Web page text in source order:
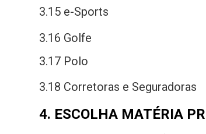
3.15 e-Sports
3.16 Golfe
3.17 Polo
3.18 Corretoras e Seguradoras
4. ESCOLHA MATÉRIA